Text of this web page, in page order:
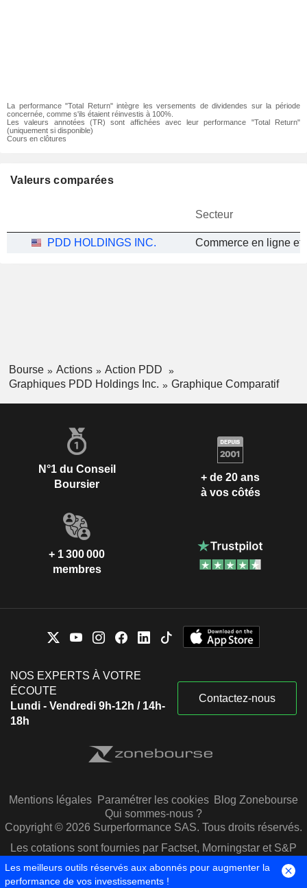
La performance "Total Return" intègre les versements de dividendes sur la période
concernée, comme s'ils étaient réinvestis à 100%.
Les valeurs annotées (TR) sont affichées avec leur performance "Total Return"
(uniquement si disponible)
Cours en clôtures
Valeurs comparées
Secteur
PDD HOLDINGS INC.
Bourse Actions
Action PDD
Graphiques PDD Holdings Inc.
Graphique Comparatif
N°1 du Conseil
Boursier
+ de 20 ans
à vos côtés
+ 1 300 000
membres
NOS EXPERTS À VOTRE
ÉCOUTE
Lundi - Vendredi 9h-12h / 14h-
18h
Contactez-nous
Mentions légales Paramétrer les cookies Blog Zonebourse
Qui sommes-nous ?
Copyright © 2026 Surperformance SAS. Tous droits réservés.
Les cotations sont fournies par Factset, Morningstar et S&P
Capital IQ
Les meilleurs outils réservés aux abonnés pour augmenter la
performance de vos investissements !